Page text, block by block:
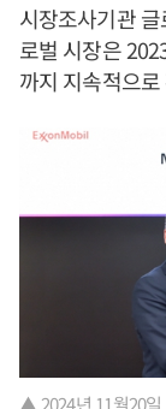
시장조사기관
로벌 시장은
까지 지속적으
▲ 2024년 11월20일